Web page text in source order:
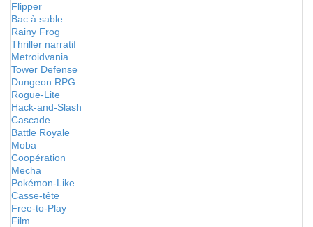
Flipper
Bac à sable
Rainy Frog
Thriller narratif
Metroidvania
Tower Defense
Dungeon RPG
Rogue-Lite
Hack-and-Slash
Cascade
Battle Royale
Moba
Coopération
Mecha
Pokémon-Like
Casse-tête
Free-to-Play
Film